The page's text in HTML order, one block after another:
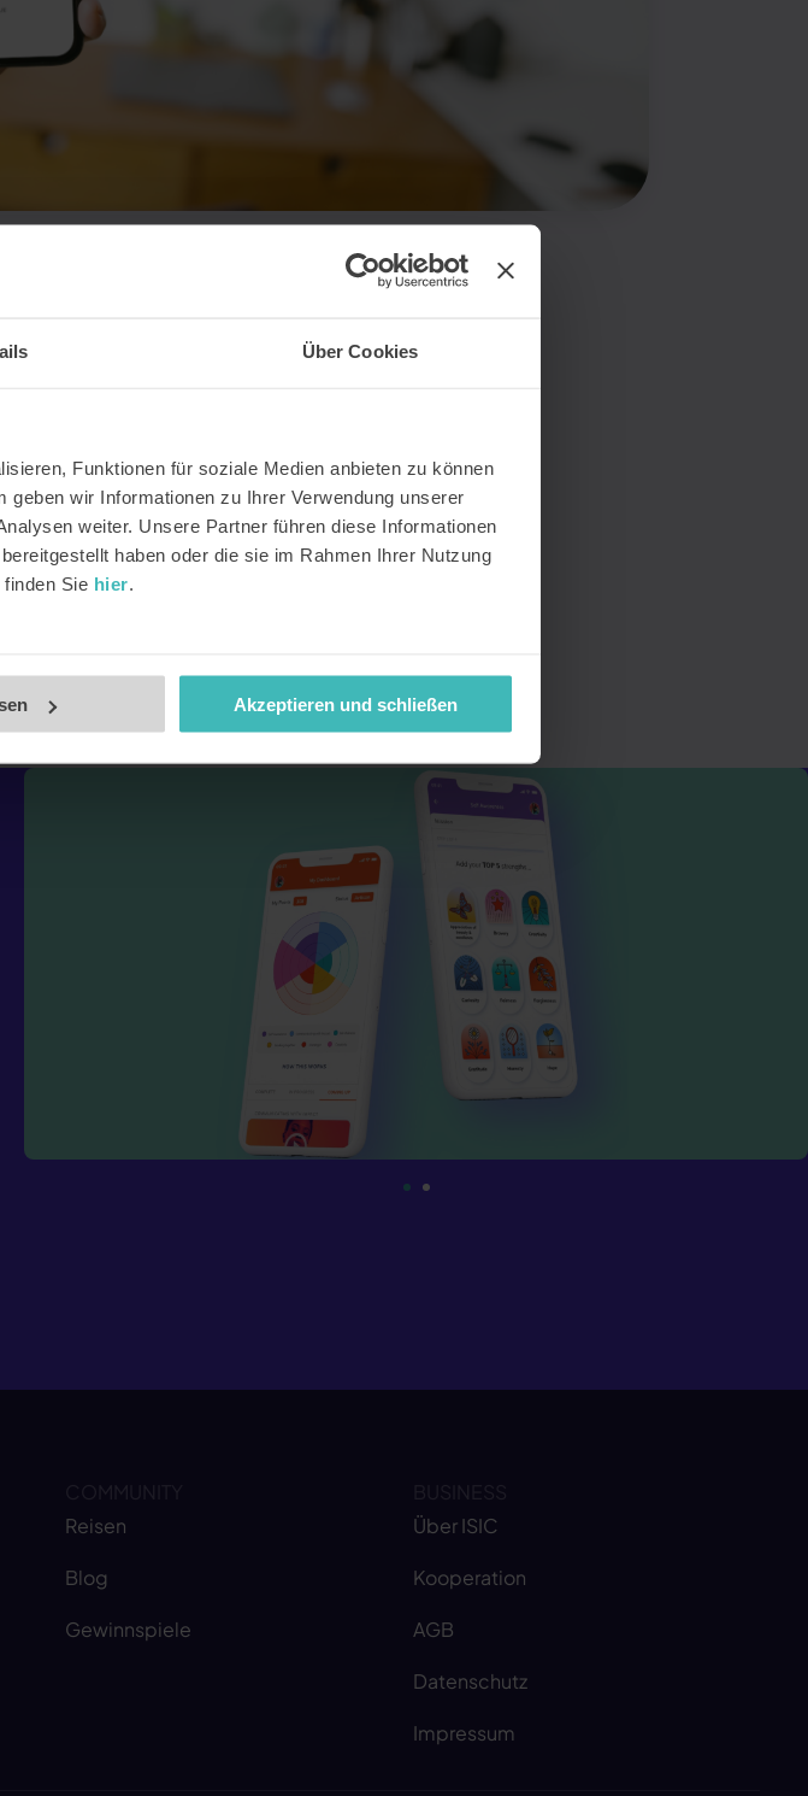
Über Cookies
Funktionen für soziale Medien anbieten zu können
wir Informationen zu Ihrer Verwendung unserer
weiter. Unsere Partner führen diese Informationen
haben oder die sie im Rahmen Ihrer Nutzung
Sie hier.
Akzeptieren und schließen
Über ISIC
Kooperation
AGB
Datenschutz
Impressum
Reisen
Blog
Gewinnspiele